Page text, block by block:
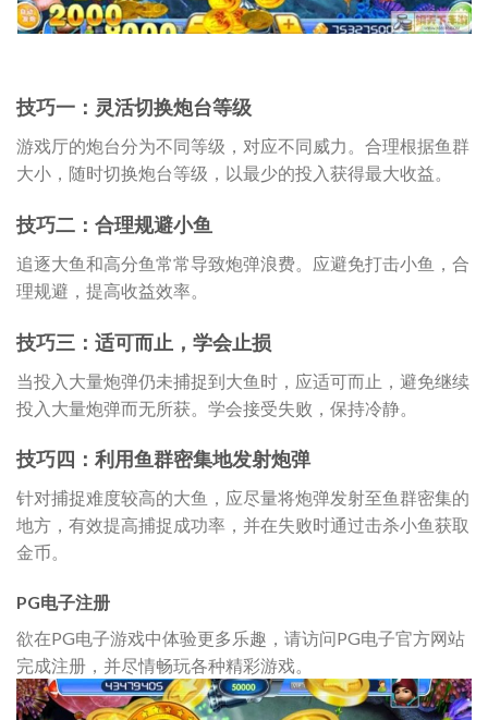
技巧一：灵活切换炮台等级
游戏厅的炮台分为不同等级，对应不同威力。合理根据鱼群
大小，随时切换炮台等级，以最少的投入获得最大收益。
技巧二：合理规避小鱼
追逐大鱼和高分鱼常常导致炮弹浪费。应避免打击小鱼，合
理规避，提高收益效率。
技巧三：适可而止，学会止损
当投入大量炮弹仍未捕捉到大鱼时，应适可而止，避免继续
投入大量炮弹而无所获。学会接受失败，保持冷静。
技巧四：利用鱼群密集地发射炮弹
针对捕捉难度较高的大鱼，应尽量将炮弹发射至鱼群密集的
地方，有效提高捕捉成功率，并在失败时通过击杀小鱼获取
金币。
PG电子注册
欲在PG电子游戏中体验更多乐趣，请访问PG电子官方网站
完成注册，并尽情畅玩各种精彩游戏。